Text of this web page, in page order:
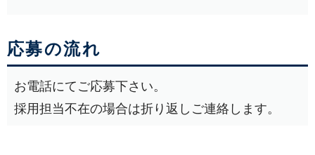
応募の流れ
お電話にてご応募下さい。
採用担当不在の場合は折り返しご連絡します。